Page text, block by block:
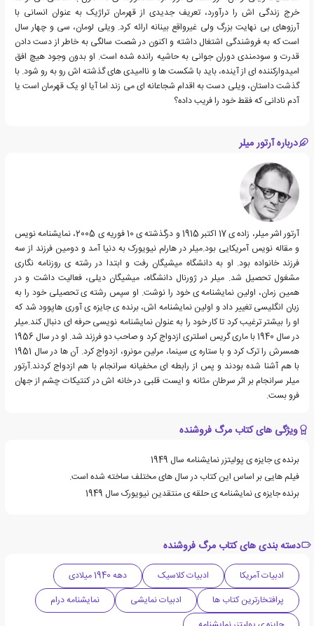
خرج زندگی اش را درآورد، تعریف جدیدی از قهرمان تراژیک به عنوان انسانی با
آرزوهای بی نهایت بزرگ ولی غیرواقع بینانه ارائه کرد. ویلی لومان، سی و چهار سال
است که به فروشندگی اشتغال داشته و اکنون در شصت سالگی به خاطر از دست دادن
قدرت و سودمندی دوران جوانی به حاشیه رانده شده است. او بدون وجود هیچ افق
امیدوارکننده ای از آینده، باید با شکست ها و ناامیدی های گذشته اش رو به رو شود. با
گذشت داستان، ویلی دست به اقدام شجاعانه ای می زند اما آیا او یک قهرمان است یا
آدم نادانی که فقط خود را فریب داده؟
درباره آرتور میلر
آرتور اشر میلر، زاده ی 17 اکتبر 1915 و درگذشته ی 10 فوریه ی 2005، نمایشنامه نویس
و مقاله نویس آمریکایی بود.میلر در هارلم نیویورک به دنیا آمد و دومین فرزند از سه
فرزند خانواده بود. او به دانشگاه میشیگان رفت و ابتدا در رشته ی روزنامه نگاری
مشغول تحصیل شد. میلر در ژورنال دانشگاه، میشیگان دیلی، فعالیت داشت و در
همین زمان، اولین نمایشنامه ی خود را نوشت. او سپس رشته ی تحصیلی خود را به
زبان انگلیسی تغییر داد و اولین نمایشنامه اش، برنده ی جایزه ی آوری هاپوود شد که
او را بیشتر ترغیب کرد تا کار خود را به عنوان نمایشنامه نویسی حرفه ای دنبال کند.میلر
در سال 1940 با ماری گریس اسلتری ازدواج کرد و صاحب دو فرزند شد. او در سال 1956
همسرش را ترک کرد و با ستاره ی سینما، مرلین مونرو، ازدواج کرد. آن ها در سال 1951
با هم آشنا شده بودند و پس از رابطه ای مخفیانه سرانجام با هم ازدواج کردند.آرتور
میلر سرانجام بر اثر سرطان مثانه و ایست قلبی در خانه اش در کنتیکات چشم از جهان
فرو بست.
ویژگی های کتاب مرگ فروشنده
برنده ی جایزه ی پولیتزر نمایشنامه سال 1949
فیلم هایی بر اساس این کتاب در سال های مختلف ساخته شده است.
برنده جایزه ی نمایشنامه ی حلقه ی منتقدین نیویورک سال 1949
دسته بندی های کتاب مرگ فروشنده
ادبیات آمریکا ادبیات کلاسیک
دهه 1940 میلادی
پرافتخارترین کتاب ها
ادبیات نمایشی
نمایشنامه درام